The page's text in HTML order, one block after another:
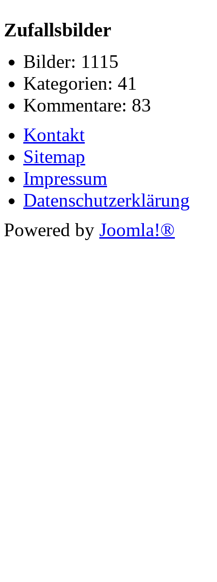
Zufallsbilder
Bilder: 1115
Kategorien: 41
Kommentare: 83
Kontakt
Sitemap
Impressum
Datenschutzerklärung
Powered by Joomla!®